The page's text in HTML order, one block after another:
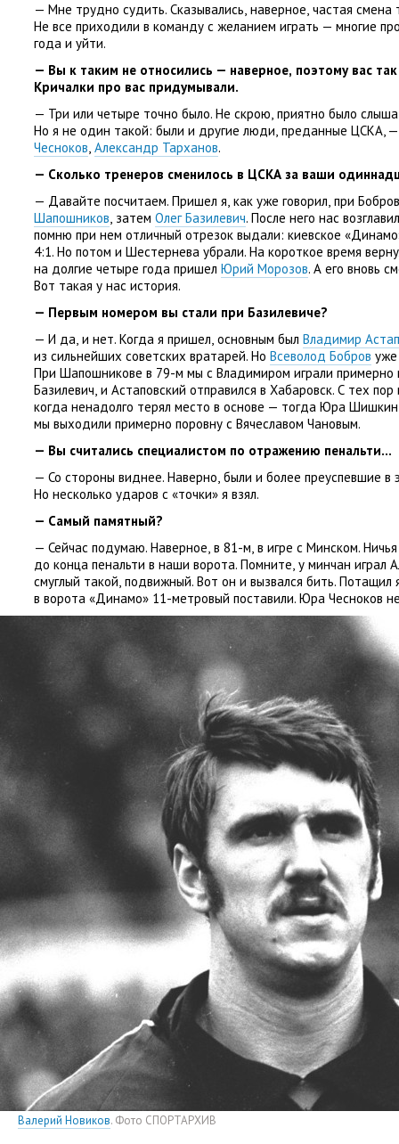
— Мне трудно судить. Сказывались, наверное, частая смена
Не все приходили в команду с желанием играть — многие
года и уйти.
— Вы к таким не относились — наверное, поэтому вас
Кричалки про вас придумывали.
— Три или четыре точно было. Не скрою, приятно было
Но я не один такой: были и другие люди, преданные ЦСКА,
Чесноков, Александр Тарханов.
— Сколько тренеров сменилось в ЦСКА за ваши
— Давайте посчитаем. Пришел я, как уже говорил, при
Шапошников, затем Олег Базилевич. После него нас
помню при нем отличный отрезок выдали: киевское «
4:1. Но потом и Шестернева убрали. На короткое время
на долгие четыре года пришел Юрий Морозов. А его вновь
Вот такая у нас история.
— Первым номером вы стали при Базилевиче?
— И да, и нет. Когда я пришел, основным был Владимир
из сильнейших советских вратарей. Но Всеволод Бобров уже
При Шапошникове в 79-м мы с Владимиром играли примерно
Базилевич, и Астаповский отправился в Хабаровск. С тех
когда ненадолго терял место в основе — тогда Юра
мы выходили примерно поровну с Вячеславом Чановым.
— Вы считались специалистом по отражению пенальти…
— Со стороны виднее. Наверно, были и более преуспевшие в
Но несколько ударов с «точки» я взял.
— Самый памятный?
— Сейчас подумаю. Наверное, в 81-м, в игре с Минском.
до конца пенальти в наши ворота. Помните, у минчан играл
смуглый такой, подвижный. Вот он и вызвался бить. Потащил
в ворота «Динамо» 11-метровый поставили. Юра Чесноков
Валерий Новиков. Фото СПОРТАРХИВ